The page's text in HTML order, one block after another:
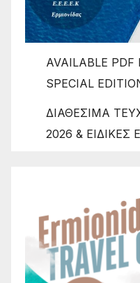
AVAILABLE PDF
SPECIAL
ΔΙΑΘΕΣΙΜΑ
2026 & ΕΙΔΙΚΕΣ